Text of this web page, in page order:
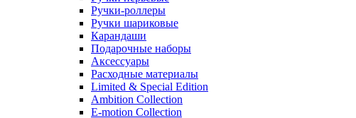
Ручки-роллеры
Ручки шариковые
Карандаши
Подарочные наборы
Аксессуары
Расходные материалы
Limited & Special Edition
Ambition Collection
E-motion Collection